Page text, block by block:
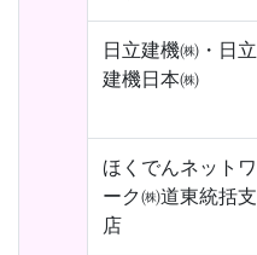
日立建機㈱・日立
建機日本㈱
ほくでんネットワ
ーク㈱道東統括支
店